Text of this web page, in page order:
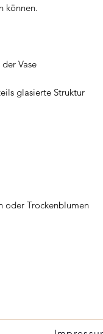
können.
Vase
glasierte Struktur
oder Trockenblumen